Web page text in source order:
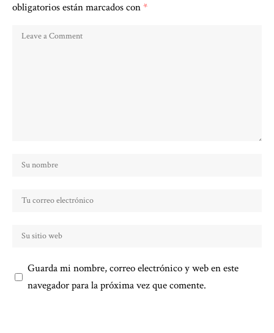
obligatorios están marcados con*
Guarda mi nombre, correo electrónico y web en este
navegador para la próxima vez que comente.